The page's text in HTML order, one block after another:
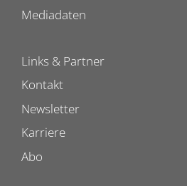
Mediadaten
Links & Partner
Kontakt
Newsletter
Karriere
Abo